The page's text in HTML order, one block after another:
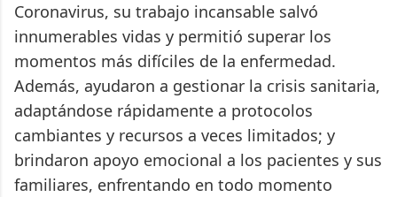
Coronavirus, su trabajo incansable salvó
innumerables vidas y permitió superar los
momentos más difíciles de la enfermedad.
Además, ayudaron a gestionar la crisis sanitaria,
adaptándose rápidamente a protocolos
cambiantes y recursos a veces limitados; y
brindaron apoyo emocional a los pacientes y sus
familiares, enfrentando en todo momento